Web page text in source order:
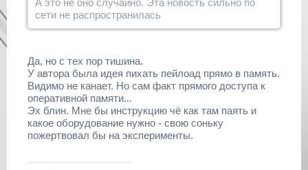
А это не оно случайно. Эта новость сильно по
сети не распространилась
Да, но с тех пор тишина.
У автора была идея пихать пейлоад прямо в память.
Видимо не канает. Но сам факт прямого доступа к
оперативной памяти...
Эх блин. Мне бы инструкцию чё как там паять и
какое оборудование нужно - свою соньку
пожертвовал бы на эксперименты.